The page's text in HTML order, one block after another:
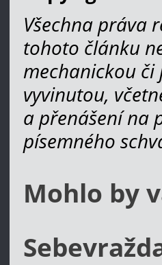
Všechna práva
tohoto článku
mechanickou
vyvinutou,
a přenášení na
písemného
Mohlo by